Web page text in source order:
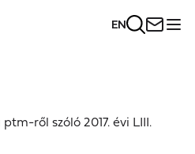
EN
ről szóló 2017. évi LIII.